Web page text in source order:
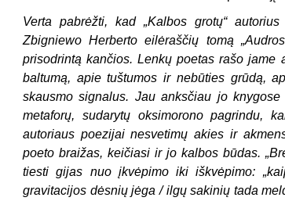
Verta pabrėžti, kad „Kalbos grotų“autorius
Zbigniewo Herberto eilėraščių tomą „
prisodrintą kančios. Lenkų poetas rašo
baltumą, apie tuštumos ir nebūties grūdą,
skausmo signalus. Jau anksčiau jo
metaforų, sudarytų oksimorono pagrindu,
autoriaus poezijai nesvetimų akies ir
poeto braižas, keičiasi ir jo kalbos būdas. „
tiesti gijas nuo įkvėpimo iki iškvėpimo:
gravitacijos dėsnių jėga / ilgų sakinių tada